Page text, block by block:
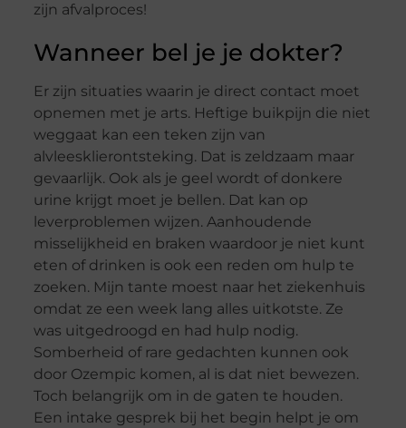
zijn afvalproces!
Wanneer bel je je dokter?
Er zijn situaties waarin je direct contact moet
opnemen met je arts. Heftige buikpijn die niet
weggaat kan een teken zijn van
alvleesklierontsteking. Dat is zeldzaam maar
gevaarlijk. Ook als je geel wordt of donkere
urine krijgt moet je bellen. Dat kan op
leverproblemen wijzen. Aanhoudende
misselijkheid en braken waardoor je niet kunt
eten of drinken is ook een reden om hulp te
zoeken. Mijn tante moest naar het ziekenhuis
omdat ze een week lang alles uitkotste. Ze
was uitgedroogd en had hulp nodig.
Somberheid of rare gedachten kunnen ook
door Ozempic komen, al is dat niet bewezen.
Toch belangrijk om in de gaten te houden.
Een intake gesprek bij het begin helpt je om